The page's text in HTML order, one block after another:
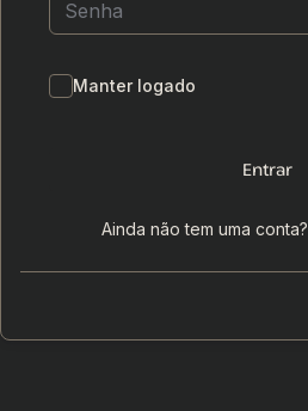
Manter logado
Entrar
Ainda não tem uma conta?